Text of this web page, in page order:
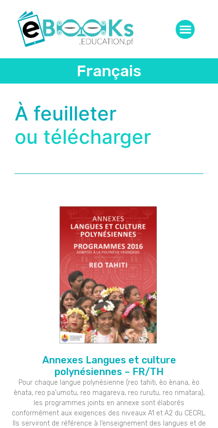
Français
À feuilleter
ou télécharger
Annexes Langues et culture
polynésiennes – FR/TH
Pour chaque langue polynésienne (reo tahiti, èo ènana, èo
ènata, reo pa’umotu, reo magareva, reo rurutu, reo rimatara),
les programmes joints en annexe sont élaborés
conformément aux exigences des niveaux A1 et A2 du CECRL.
Ils serviront de référence à l’enseignement des langues et de